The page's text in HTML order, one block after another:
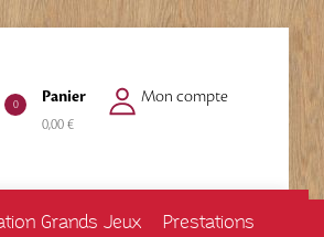
Mon compte
0 Panier
0,00 €
Grands Jeux Prestations